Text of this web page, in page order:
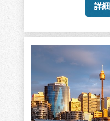
詳